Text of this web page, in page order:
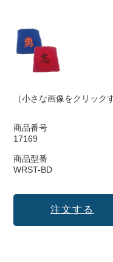
（小さな画像をクリック
商品番号
17169
商品型番
WRST-BD
注文する